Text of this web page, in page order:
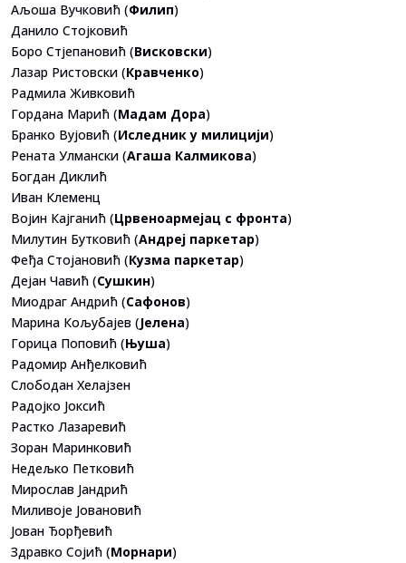
Аљоша Вучковић (Филип)
Данило Стојковић
Боро Стјепановић (Висковски)
Лазар Ристовски (Кравченко)
Радмила Живковић
Гордана Марић (Мадам Дора)
Бранко Вујовић (Иследник у милицији)
Рената Улмански (Агаша Калмикова)
Богдан Диклић
Иван Клеменц
Војин Кајганић (Црвеноармејац с фронта)
Милутин Бутковић (Андреј паркетар)
Феђа Стојановић (Кузма паркетар)
Дејан Чавић (Сушкин)
Миодраг Андрић (Сафонов)
Марина Кољубајев (Јелена)
Горица Поповић (Њуша)
Радомир Анђелковић
Слободан Хелајзен
Радојко Јоксић
Растко Лазаревић
Зоран Маринковић
Недељко Петковић
Мирослав Јандрић
Миливоје Јовановић
Јован Ђорђевић
Здравко Сојић (Морнари)